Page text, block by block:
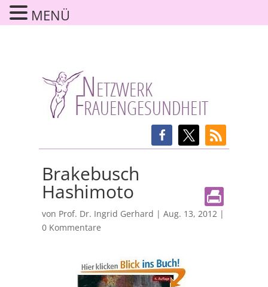
Brakebusch
Hashimoto
von Prof. Dr. Ingrid Gerhard | Aug. 13, 2012 |
0 Kommentare
MENÜ